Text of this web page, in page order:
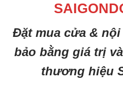
Đặt mua cửa &
bảo bằng giá trị
thương hiệu